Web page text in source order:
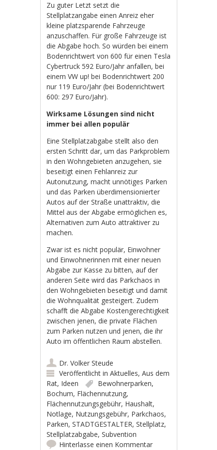
Zu guter Letzt setzt die
Stellplatzangabe einen Anreiz eher
kleine platzsparende Fahrzeuge
anzuschaffen. Für große Fahrzeuge ist
die Abgabe hoch. So würden bei einem
Bodenrichtwert von 600 für einen Tesla
Cybertruck 592 Euro/Jahr anfallen, bei
einem VW up! bei Bodenrichtwert 200
nur 119 Euro/Jahr (bei Bodenrichtwert
600: 297 Euro/Jahr).
Wirksame Lösungen sind nicht
immer bei allen populär
Eine Stellplatzabgabe stellt also den
ersten Schritt dar, um das Parkproblem
in den Wohngebieten anzugehen, sie
beseitigt einen Fehlanreiz zur
Autonutzung, macht unnötiges Parken
und das Parken überdimensionierter
Autos auf der Straße unattraktiv, die
Mittel aus der Abgabe ermöglichen es,
Alternativen zum Auto attraktiver zu
machen.
Zwar ist es nicht populär, Einwohner
und Einwohnerinnen mit einer neuen
Abgabe zur Kasse zu bitten, auf der
anderen Seite wird das Parkchaos in
den Wohngebieten beseitigt und damit
die Wohnqualität gesteigert. Zudem
schafft die Abgabe Kostengerechtigkeit
zwischen jenen, die private Flächen
zum Parken nutzen und jenen, die ihr
Auto im öffentlichen Raum abstellen.
Dr. Volker Steude
Veröffentlicht inAktuelles,Aus dem
Rat, Ideen Bewohnerparken,
Bochum, Flächennutzung,
Flächennutzungsgebühr, Haushalt,
Notlage, Nutzungsgebühr, Parkchaos,
Parken,STADTGESTALTER,Stellplatz,
Stellplatzabgabe,Subvention
Hinterlasse einen Kommentar